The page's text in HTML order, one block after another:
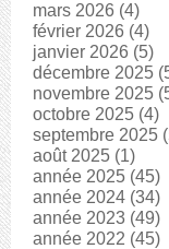
mars 2026 (4)
février 2026 (4)
janvier 2026 (5)
décembre 2025
novembre 2025
octobre 2025 (4)
septembre 2025
août 2025 (1)
année 2025 (45)
année 2024 (34)
année 2023 (49)
année 2022 (45)